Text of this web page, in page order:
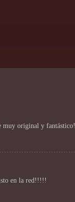
muy original y fantástico!
en la red!!!!!